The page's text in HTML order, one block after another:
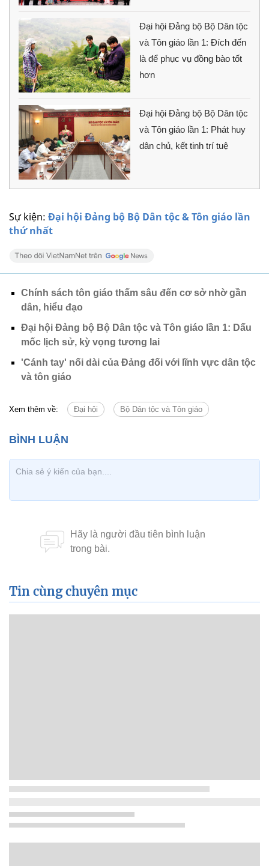
Sự kiện: Đại hội Đảng bộ Bộ Dân tộc & Tôn giáo lần
thứ nhất
Đại hội Đảng bộ Bộ Dân tộc
và Tôn giáo lần 1: Đích đến
là để phục vụ đồng bào tốt
hơn
Đại hội Đảng bộ Bộ Dân tộc
và Tôn giáo lần 1: Phát huy
dân chủ, kết tinh trí tuệ
Chính sách tôn giáo thấm sâu đến cơ sở nhờ gần
dân, hiểu đạo
Đại hội Đảng bộ Bộ Dân tộc và Tôn giáo lần 1: Dấu
mốc lịch sử, kỳ vọng tương lai
'Cánh tay' nối dài của Đảng đối với lĩnh vực dân tộc
và tôn giáo
Xem thêm về: Đại hội Bộ Dân tộc và Tôn giáo
Tin cùng chuyên mục